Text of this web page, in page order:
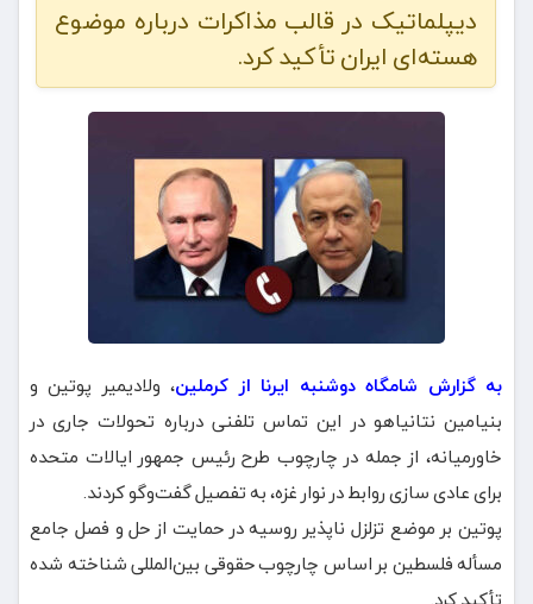
دیپلماتیک در قالب مذاکرات درباره موضوع
هسته‌ای ایران تأکید کرد.
به گزارش شامگاه دوشنبه ایرنا از کرملین، ولادیمیر پوتین و
بنیامین نتانیاهو در این تماس تلفنی درباره تحولات جاری در
خاورمیانه، از جمله در چارچوب طرح رئیس جمهور ایالات متحده
برای عادی سازی روابط در نوار غزه، به تفصیل گفت‌وگو کردند.
پوتین بر موضع تزلزل ناپذیر روسیه در حمایت از حل و فصل جامع
مسأله فلسطین بر اساس چارچوب حقوقی بین‌المللی شناخته شده